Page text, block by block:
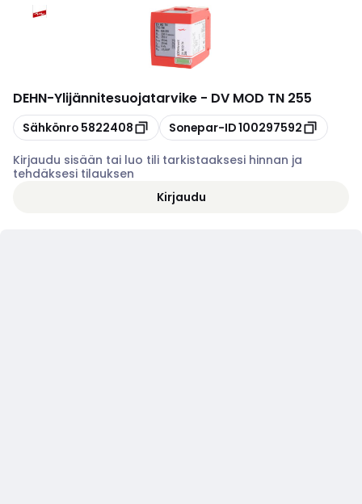
DEHN-Ylijännitesuojatarvike - DV MOD TN 255
Kopioi
Sähkönro 5822408 Kopioi
Sonepar-ID100297592
Kirjaudu sisään tai luo tili tarkistaaksesi hinnan ja
tehdäksesi tilauksen
Kirjaudu